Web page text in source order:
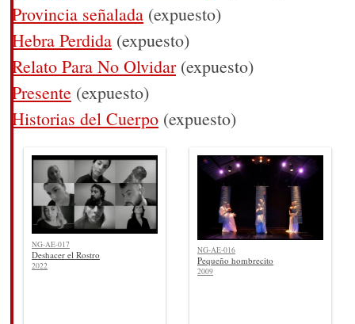
Provincia señalada (expuesto)
Hebra Perdida (expuesto)
Relato Para No Olvidar(expuesto)
Presente (expuesto)
Historias del Cuerpo (expuesto)
NG-AE-017
Deshacer el Rostro
2022
NG-AE-016
Pequeño hombrecito
2009